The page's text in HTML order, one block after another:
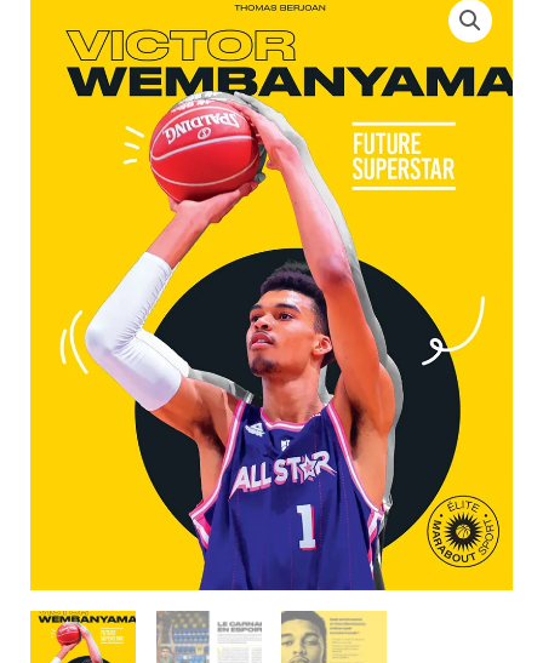
Victor
Wembanyama